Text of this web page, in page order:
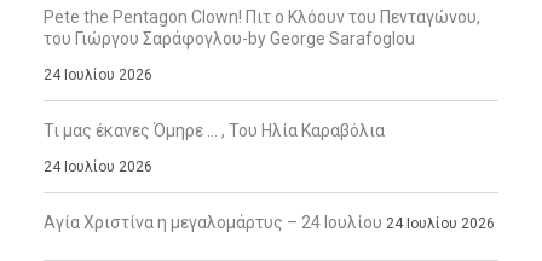
Pete the Pentagon Clown! Πιτ ο Κλόουν του Πενταγώνου,
του Γιώργου Σαράφογλου-by George Sarafoglou
24 Ιουλίου 2026
Τι μας έκανες Όμηρε … , Του Ηλία Καραβόλια
24 Ιουλίου 2026
Αγία Χριστίνα η μεγαλομάρτυς – 24 Ιουλίου 24 Ιουλίου 2026